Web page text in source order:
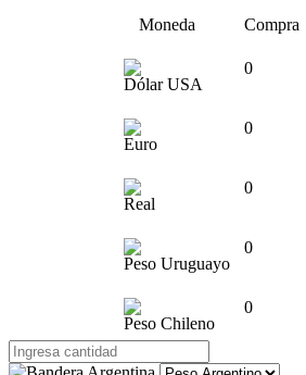
Moneda Compra
Dólar USA
0
Euro
0
Real
0
Peso Uruguayo
0
Peso Chileno
0